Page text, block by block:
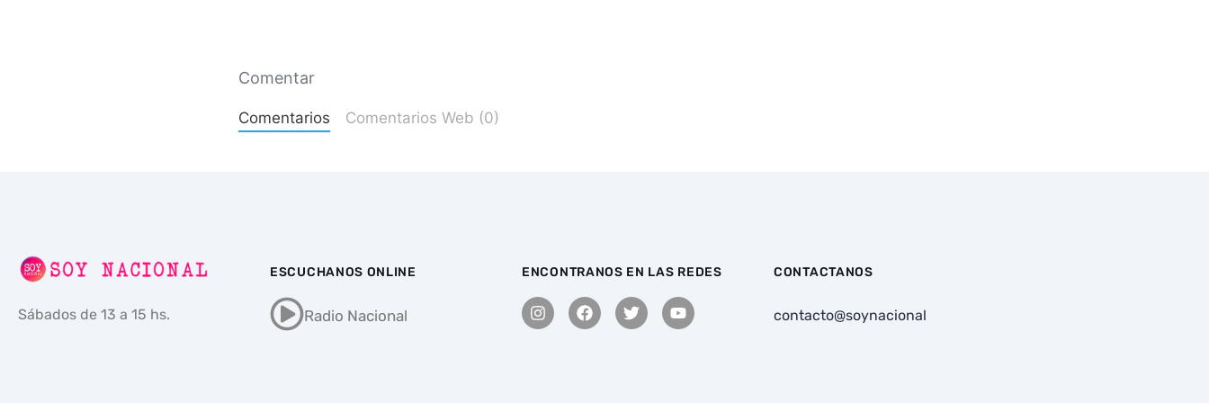
Comentar
Comentarios Comentarios Web (0)
Sábados de 13 a 15 hs.
ESCUCHANOS ONLINE
Radio Nacional
ENCONTRANOS EN LAS REDES CONTACTANOS
contacto@soynacional